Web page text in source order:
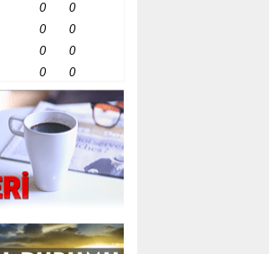
0
0
0
0
0
0
0 0